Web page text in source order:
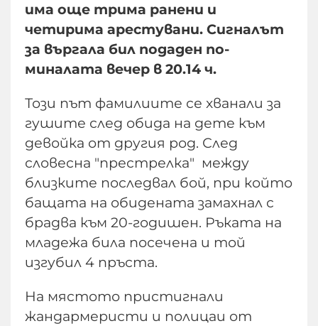
има още трима ранени и
четирима арестувани. Сигналът
за въргала бил подаден по-
миналата вечер в 20.14 ч.
Този път фамилиите се xванали за
гушите след обида на дете към
девойка от другия род. След
словесна "престрелка" между
близките последвал бой, при който
бащата на обидената замахнал с
брадва към 20-годишен. Ръката на
младежа била посечена и той
изгубил 4 пръста.
На мястото пристигнали
жандармеристи и полицаи от